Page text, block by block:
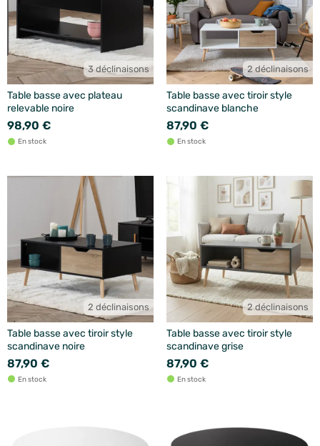
3 déclinaisons
Table basse avec plateau
relevable noire
98,90 €
En stock
2 déclinaisons
Table basse avec tiroir style
scandinave blanche
87,90 €
En stock
2 déclinaisons
Table basse avec tiroir style
scandinave noire
87,90 €
En stock
2 déclinaisons
Table basse avec tiroir style
scandinave grise
87,90 €
En stock